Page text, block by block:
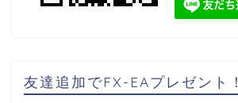
友達追加でFX-EAプレゼント！